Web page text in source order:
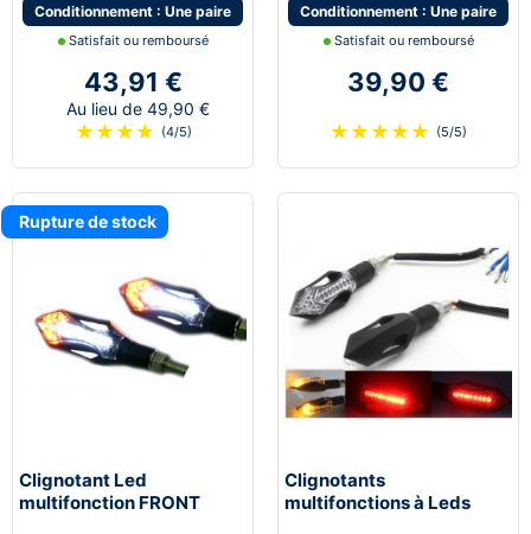
Conditionnement : Une paire
Satisfait ou remboursé
43,91 €
Au lieu de 49,90 €
★ ★ ★ ★ (4/5)
Conditionnement : Une paire
Satisfait ou remboursé
39,90 €
★ ★ ★ ★ ★ (5/5)
Rupture de stock
Clignotant Led
multifonction FRONT
Clignotants
multifonctions à Leds